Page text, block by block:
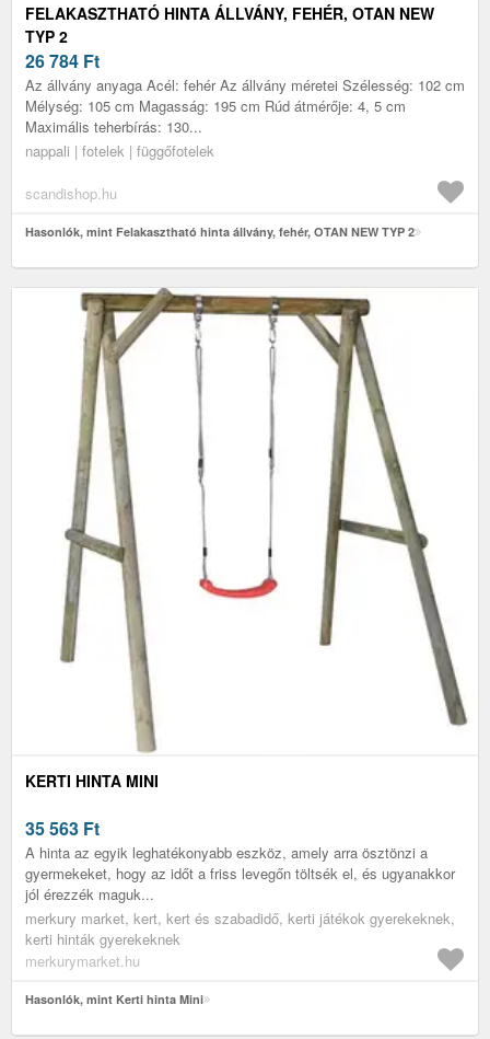
FELAKASZTHATÓ HINTA ÁLLVÁNY, FEHÉR, OTAN NEW
TYP 2
26 784 Ft
Az állvány anyaga Acél: fehér Az állvány méretei Szélesség: 102 cm
Mélység: 105 cm Magasság: 195 cm Rúd átmérője: 4, 5 cm
Maximális teherbírás: 130...
nappali | fotelek | függőfotelek
scandishop.hu
Hasonlók, mint Felakasztható hinta állvány, fehér, OTAN NEW TYP 2
KERTI HINTA MINI
35 563 Ft
A hinta az egyik leghatékonyabb eszköz, amely arra ösztönzi a
gyermekeket, hogy az időt a friss levegőn töltsék el, és ugyanakkor
jól érezzék maguk...
merkury market, kert, kert és szabadidő, kerti játékok gyerekeknek,
kerti hinták gyerekeknek
merkurymarket.hu
Hasonlók, mint Kerti hinta Mini